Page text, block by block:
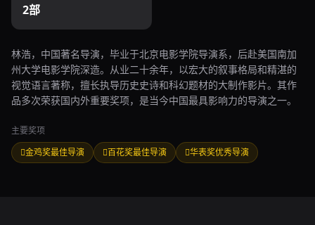
2部
林浩，中国著名导演，毕业于北京电影学院导演系，后赴美国南加
州大学电影学院深造。从业二十余年，以宏大的叙事格局和精湛的
视觉语言著称，擅长执导历史史诗和科幻题材的大制作影片。其作
品多次荣获国内外重要奖项，是当今中国最具影响力的导演之一。
主要奖项
金鸡奖最佳导演
百花奖最佳导演 华表奖优秀导演